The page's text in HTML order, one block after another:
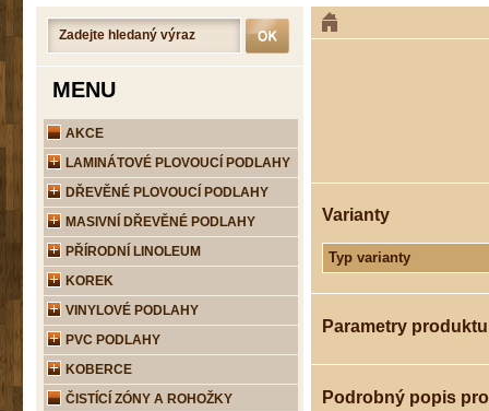
Varianty
Typ varianty
Parametry produktu
Podrobný popis
MENU
AKCE
LAMINÁTOVÉ PLOVOUCÍ PODLAHY
DŘEVĚNÉ PLOVOUCÍ PODLAHY
MASIVNÍ DŘEVĚNÉ PODLAHY
PŘÍRODNÍ LINOLEUM
KOREK
VINYLOVÉ PODLAHY
PVC PODLAHY
KOBERCE
ČISTÍCÍ ZÓNY A ROHOŽKY